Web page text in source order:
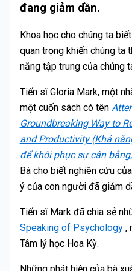
đang giảm dần.
Khoa học cho chúng ta
quan trọng khiến chúng ta
năng tập trung của chúng
Tiến sĩ Gloria Mark, một
một cuốn sách có tên
Groundbreaking Way to
and Productivity (Khả
để khôi phục sự cân
Bà cho biết nghiên cứu
ý của con người đã giảm
Tiến sĩ Mark đã chia sẻ
Speaking of Psychology ,
Tâm lý học Hoa Kỳ.
Những phát hiện của bà